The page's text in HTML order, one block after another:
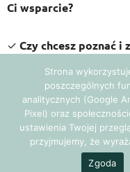
Ci wsparcie?
✓ Czy chcesz poznać i
Jeśli tak, to mamy
Już 25 kwietnia w
jedyny taki,
„SPOTKANIE ZE SOBĄ
Strona
poszczególnych
analitycznych (Google
Pixel) oraz
ustawienia Twojej
przyjmujemy, że
Zgoda